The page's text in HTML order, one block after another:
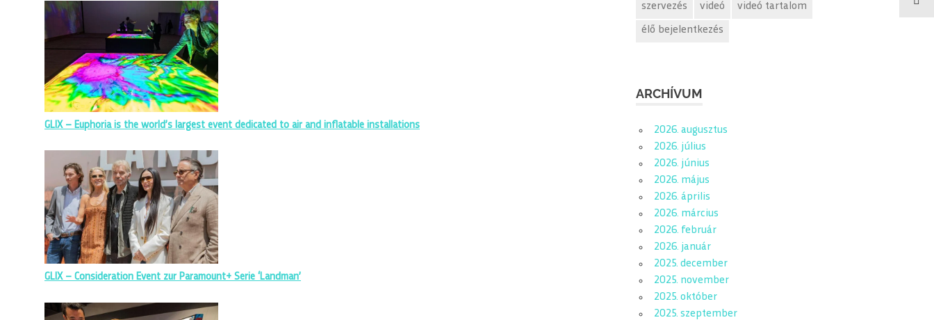
GLIX – Euphoria is the world’s largest event dedicated to air and inflatable installations
GLIX – Consideration Event zur Paramount+ Serie ‘Landman’
szervezés videó videó tartalom
élő bejelentkezés
ARCHÍVUM
2026. augusztus
2026. július
2026. június
2026. május
2026. április
2026. március
2026. február
2026. január
2025. december
2025. november
2025. október
2025. szeptember